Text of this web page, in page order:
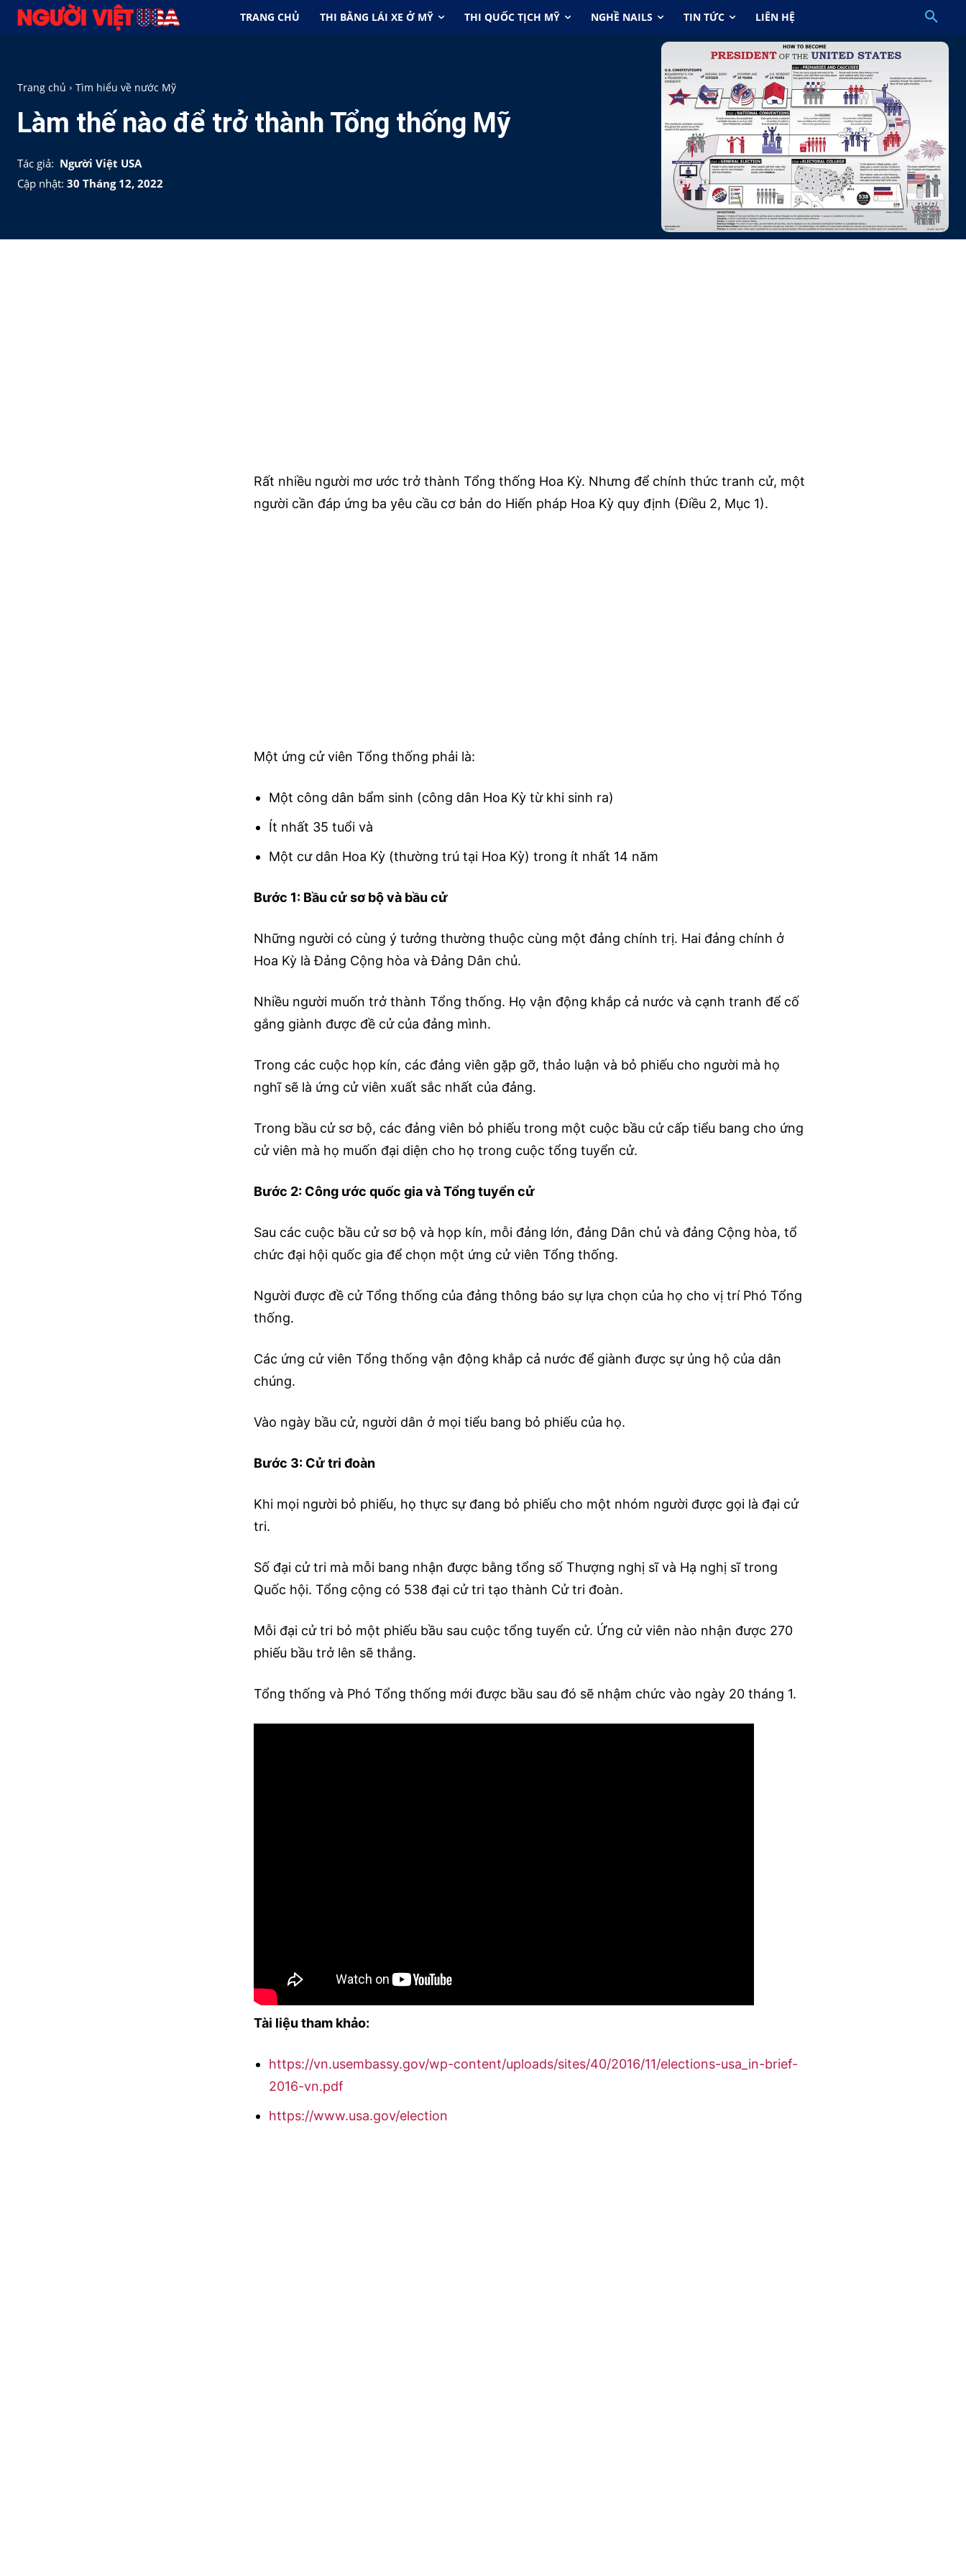
TRANG CHỦ THI BẰNG LÁI XE Ở MỸ THI QUỐC TỊCH MỸ NGHỀ NAILS TIN TỨC LIÊN HỆ
Trang chủ Tìm hiểu về nước Mỹ
Làm thế nào để trở thành Tổng thống Mỹ
Tác giả: Người Việt USA
Cập nhật: 30 Tháng 12, 2022
Rất nhiều người mơ ước trở thành Tổng thống Hoa Kỳ. Nhưng để chính thức tranh cử, một
người cần đáp ứng ba yêu cầu cơ bản do Hiến pháp Hoa Kỳ quy định (Điều 2, Mục 1).
Một ứng cử viên Tổng thống phải là:
Một công dân bẩm sinh (công dân Hoa Kỳ từ khi sinh ra)
Ít nhất 35 tuổi và
Một cư dân Hoa Kỳ (thường trú tại Hoa Kỳ) trong ít nhất 14 năm
Bước 1: Bầu cử sơ bộ và bầu cử
Những người có cùng ý tưởng thường thuộc cùng một đảng chính trị. Hai đảng chính ở
Hoa Kỳ là Đảng Cộng hòa và Đảng Dân chủ.
Nhiều người muốn trở thành Tổng thống. Họ vận động khắp cả nước và cạnh tranh để cố
gắng giành được đề cử của đảng mình.
Trong các cuộc họp kín, các đảng viên gặp gỡ, thảo luận và bỏ phiếu cho người mà họ
nghĩ sẽ là ứng cử viên xuất sắc nhất của đảng.
Trong bầu cử sơ bộ, các đảng viên bỏ phiếu trong một cuộc bầu cử cấp tiểu bang cho ứng
cử viên mà họ muốn đại diện cho họ trong cuộc tổng tuyển cử.
Bước 2: Công ước quốc gia và Tổng tuyển cử
Sau các cuộc bầu cử sơ bộ và họp kín, mỗi đảng lớn, đảng Dân chủ và đảng Cộng hòa, tổ
chức đại hội quốc gia để chọn một ứng cử viên Tổng thống.
Người được đề cử Tổng thống của đảng thông báo sự lựa chọn của họ cho vị trí Phó Tổng
thống.
Các ứng cử viên Tổng thống vận động khắp cả nước để giành được sự ủng hộ của dân
chúng.
Vào ngày bầu cử, người dân ở mọi tiểu bang bỏ phiếu của họ.
Bước 3: Cử tri đoàn
Khi mọi người bỏ phiếu, họ thực sự đang bỏ phiếu cho một nhóm người được gọi là đại cử
tri.
Số đại cử tri mà mỗi bang nhận được bằng tổng số Thượng nghị sĩ và Hạ nghị sĩ trong
Quốc hội. Tổng cộng có 538 đại cử tri tạo thành Cử tri đoàn.
Mỗi đại cử tri bỏ một phiếu bầu sau cuộc tổng tuyển cử. Ứng cử viên nào nhận được 270
phiếu bầu trở lên sẽ thắng.
Tổng thống và Phó Tổng thống mới được bầu sau đó sẽ nhậm chức vào ngày 20 tháng 1.
Tài liệu tham khảo:
https://vn.usembassy.gov/wp-content/uploads/sites/40/2016/11/elections-usa_in-brief-
2016-vn.pdf
https://www.usa.gov/election